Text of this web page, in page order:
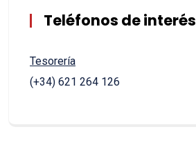
Teléfonos de interés
Tesorería
(+34) 621 264 126